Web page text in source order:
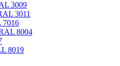
3009
3011
7016
8004
8019